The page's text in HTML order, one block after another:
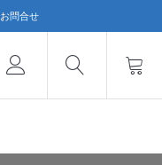
お問合せ